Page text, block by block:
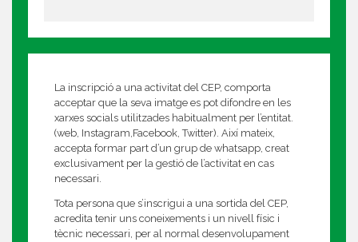
La inscripció a una activitat del CEP, comporta
acceptar que la seva imatge es pot difondre en les
xarxes socials utilitzades habitualment per l’entitat.
(web, Instagram,Facebook, Twitter). Així mateix,
accepta formar part d’un grup de whatsapp, creat
exclusivament per la gestió de l’activitat en cas
necessari.
Tota persona que s’inscrigui a una sortida del CEP,
acredita tenir uns coneixements i un nivell físic i
tècnic necessari, per al normal desenvolupament